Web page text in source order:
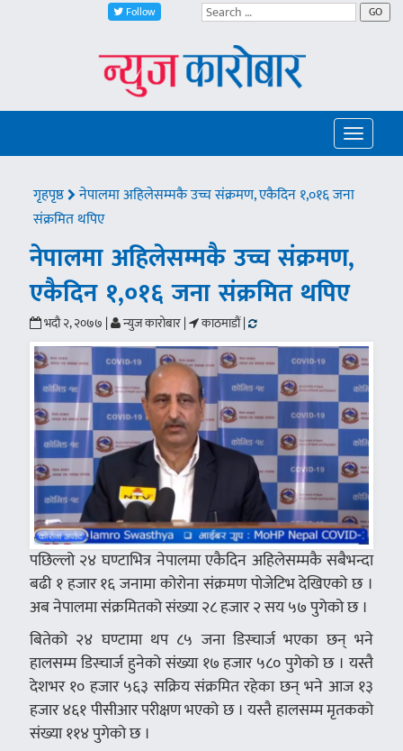
Follow GO
Toggle
गृहपृष्ठ
नेपालमा अहिलेसम्मकै उच्च संक्रमण, एकैदिन १,०१६ जना
संक्रमित थपिए
नेपालमा अहिलेसम्मकै उच्च संक्रमण,
एकैदिन १,०१६ जना संक्रमित थपिए
भदौ २, २०७७ | न्युज कारोबार | काठमाडौं |
पछिल्लो २४ घण्टाभित्र नेपालमा एकैदिन अहिलेसम्मकै सबैभन्दा
बढी १ हजार १६ जनामा कोरोना संक्रमण पोजेटिभ देखिएको छ ।
अब नेपालमा संक्रमितको संख्या २८ हजार २ सय ५७ पुगेको छ ।
बितेको २४ घण्टामा थप ८५ जना डिस्चार्ज भएका छन् भने
हालसम्म डिस्चार्ज हुनेको संख्या १७ हजार ५८० पुगेको छ । यस्तै
देशभर १० हजार ५६३ सक्रिय संक्रमित रहेका छन् भने आज १३
हजार ४६१ पीसीआर परीक्षण भएको छ । यस्तै हालसम्म मृतकको
संख्या ११४ पुगेको छ ।